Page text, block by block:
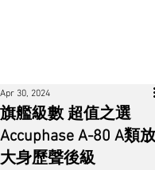
旗艦級數 超值之選
Accuphase A-80 A類放
大身歷聲後級
Apr 30, 2024